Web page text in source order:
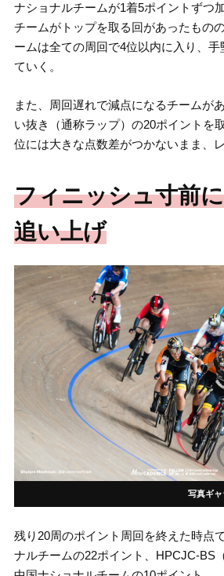
ナショナルチームが1着5ポイントずつ
チームがトップを取る回があったもの
ームは全ての周回で4位以内に入り、
ていく。
また、周回遅れで減点になるチームが
い抜き（通称ラップ）の20ポイントを
位には大きな点数差がつかないまま、
フィニッシュ寸前
追い上げ
写真ギ
残り20周のポイント周回を終えた時点
ナルチームの22ポイント、HPCJC-BS